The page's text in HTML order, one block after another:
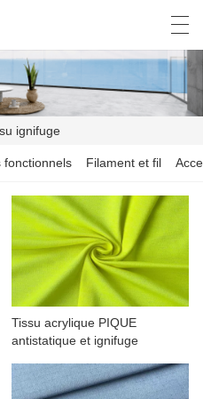
Deutsch
ignifuge
fonctionnels Filament et fil
Tissu acrylique PIQUE
antistatique et ignifuge